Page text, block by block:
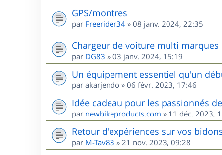
GPS/montres
par Freerider34 » 08 janv. 2024, 22:35
Chargeur de voiture multi marques
par DG83 » 03 janv. 2024, 15:19
Un équipement essentiel qu'un
par akarjendo » 06 févr. 2023, 17:46
Idée cadeau pour les passionnés de
par newbikeproducts.com » 11 déc. 2023,
Retour d'expériences sur vos
par M-Tav83 » 21 nov. 2023, 09:28